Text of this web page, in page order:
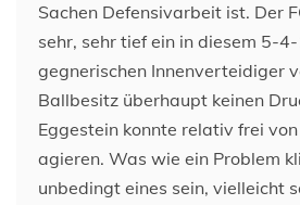
Sachen Defensivarbeit ist. Der
sehr, sehr tief ein in diesem 5-
gegnerischen Innenverteidiger
Ballbesitz überhaupt keinen
Eggestein konnte relativ frei
agieren. Was wie ein Problem
unbedingt eines sein, vielleicht